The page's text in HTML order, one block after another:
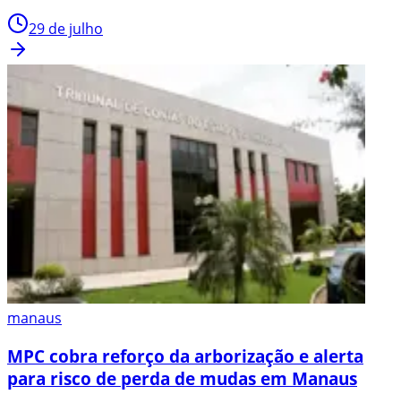
29 de julho
manaus
MPC cobra reforço da arborização e alerta
para risco de perda de mudas em Manaus